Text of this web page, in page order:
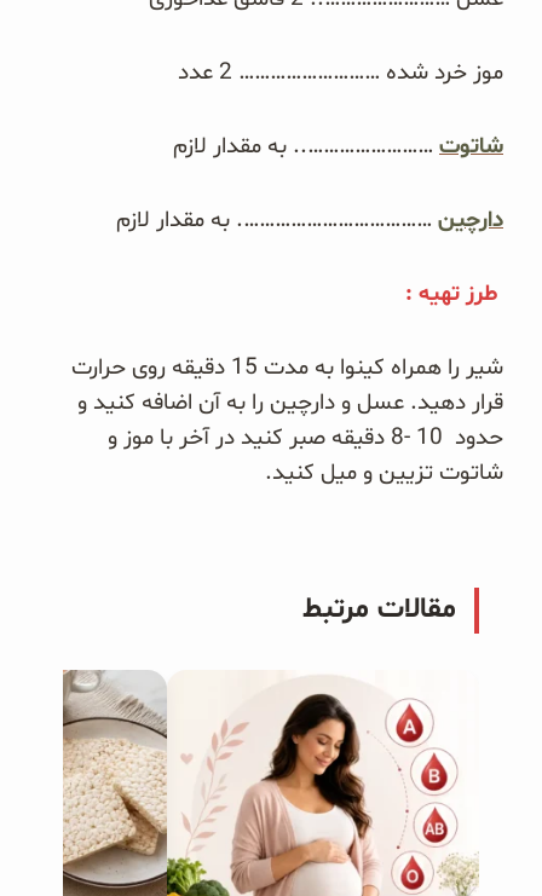
موز خرد شده ……………………… 2 عدد
شاتوت …………………….. به مقدار لازم
دارچین ………………………………. به مقدار لازم
طرز تهیه :
شیر را همراه کینوا به مدت 15 دقیقه روی حرارت
قرار دهید. عسل و دارچین را به آن اضافه کنید و
حدود 10 -8 دقیقه صبر کنید در آخر با موز و
شاتوت تزیین و میل کنید.
مقالات مرتبط